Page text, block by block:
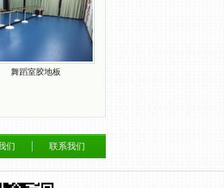
舞蹈室胶地板
们 联系我们